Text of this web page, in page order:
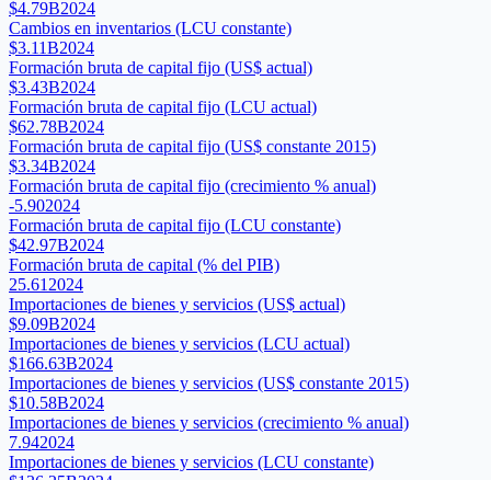
$4.79B2024
Cambios en inventarios (LCU constante)
$3.11B2024
Formación bruta de capital fijo (US$ actual)
$3.43B2024
Formación bruta de capital fijo (LCU actual)
$62.78B2024
Formación bruta de capital fijo (US$ constante 2015)
$3.34B2024
Formación bruta de capital fijo (crecimiento % anual)
-5.902024
Formación bruta de capital fijo (LCU constante)
$42.97B2024
Formación bruta de capital (% del PIB)
25.61 2024
Importaciones de bienes y servicios (US$ actual)
$9.09B2024
Importaciones de bienes y servicios (LCU actual)
$166.63B2024
Importaciones de bienes y servicios (US$ constante 2015)
$10.58B2024
Importaciones de bienes y servicios (crecimiento % anual)
7.942024
Importaciones de bienes y servicios (LCU constante)